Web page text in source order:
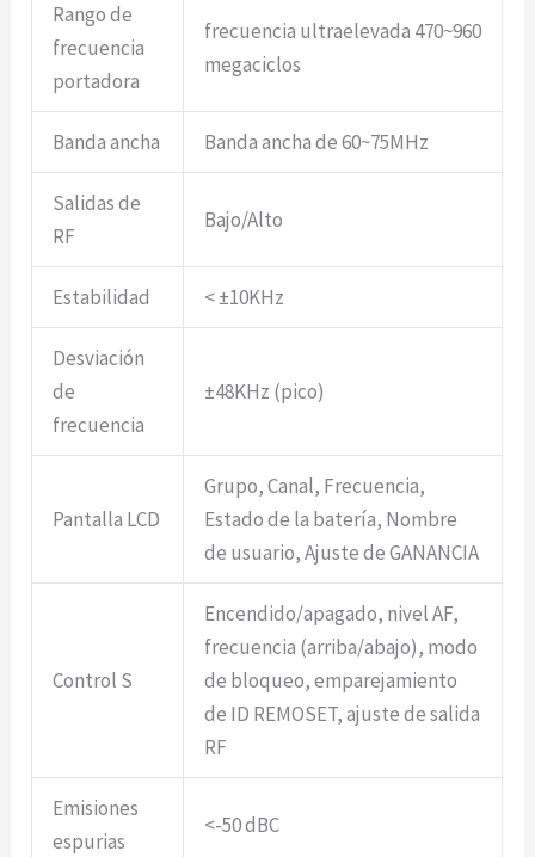
Rango de
frecuencia
portadora
frecuencia ultraelevada 470~960
megaciclos
Banda ancha Banda ancha de 60~75MHz
Salidas de
RF
Bajo/Alto
Estabilidad < ±10KHz
Desviación
de
frecuencia
±48KHz (pico)
Pantalla LCD
Grupo, Canal, Frecuencia,
Estado de la batería, Nombre
de usuario, Ajuste de GANANCIA
Control S
Encendido/apagado, nivel AF,
frecuencia (arriba/abajo), modo
de bloqueo, emparejamiento
de ID REMOSET, ajuste de salida
RF
Emisiones
espurias
<-50 dBC